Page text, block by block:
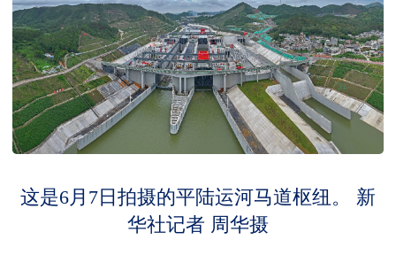
这是6月7日拍摄的平陆运河马道枢纽。 新
华社记者 周华摄